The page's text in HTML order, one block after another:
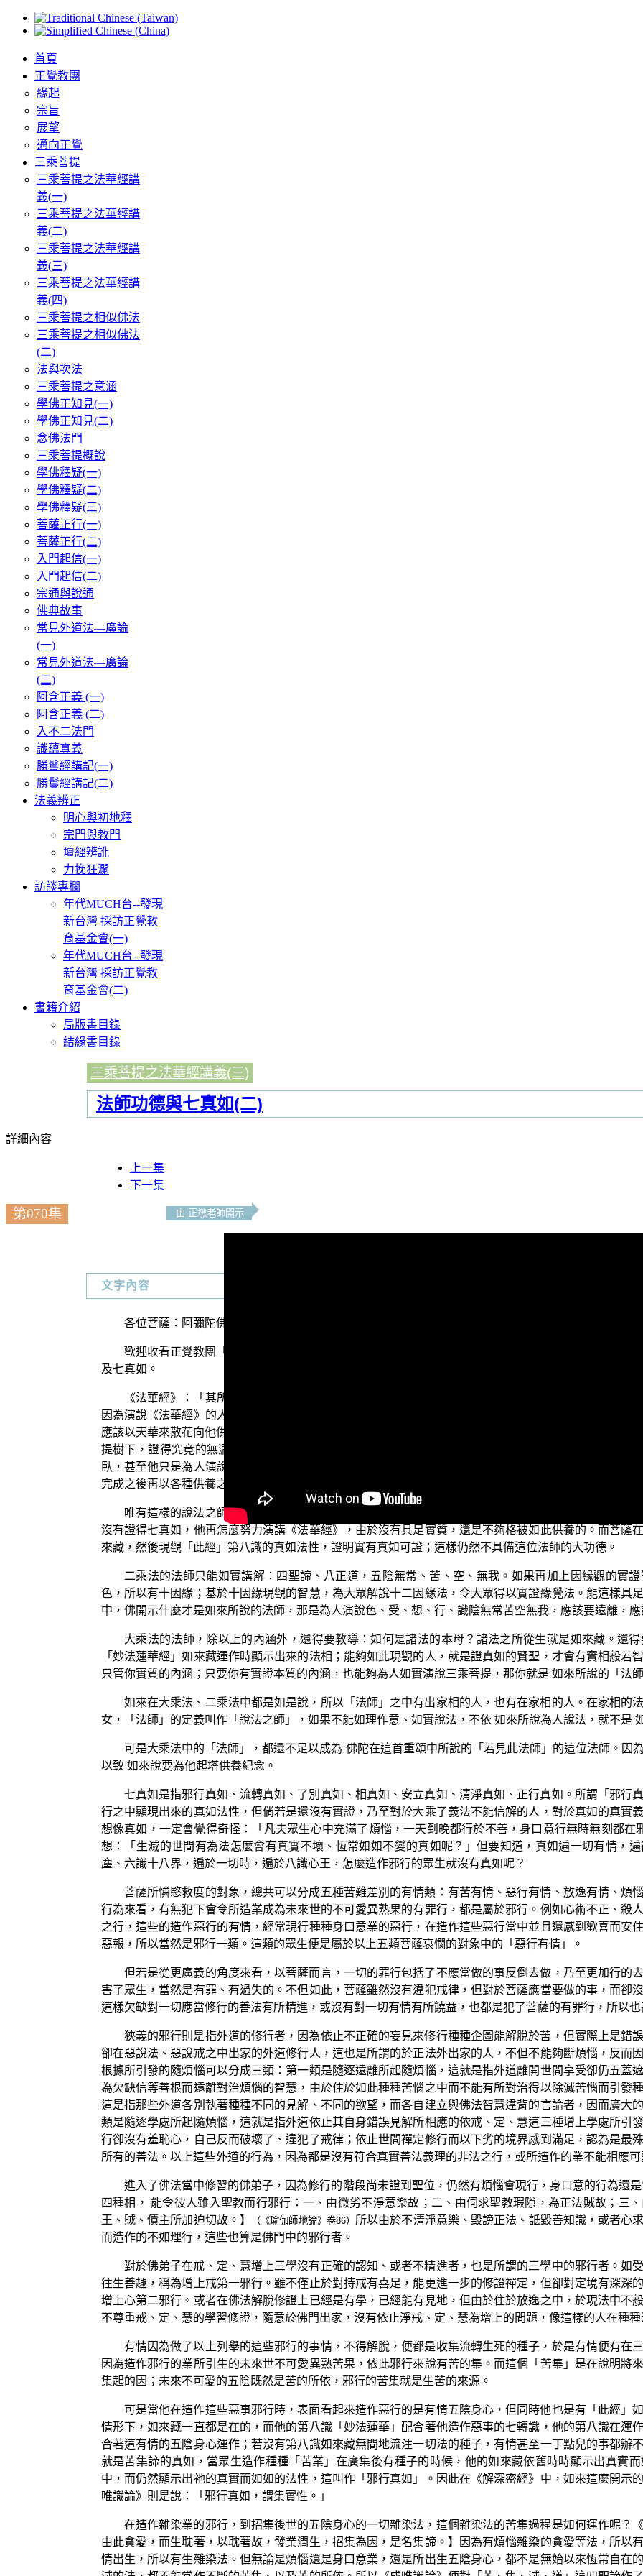
首頁
正覺教團
緣起
宗旨
展望
邁向正覺
三乘菩提
三乘菩提之法華經講
義(一)
三乘菩提之法華經講
義(二)
三乘菩提之法華經講
義(三)
三乘菩提之法華經講
義(四)
三乘菩提之相似佛法
三乘菩提之相似佛法
(二)
法與次法
三乘菩提之意涵
學佛正知見(一)
學佛正知見(二)
念佛法門
三乘菩提概說
學佛釋疑(一)
學佛釋疑(二)
學佛釋疑(三)
菩薩正行(一)
菩薩正行(二)
入門起信(一)
入門起信(二)
宗通與說通
佛典故事
常見外道法—廣論
(一)
常見外道法—廣論
(二)
阿含正義 (一)
阿含正義 (二)
入不二法門
識蘊真義
勝鬘經講記(一)
勝鬘經講記(二)
法義辨正
明心與初地釋
宗門與教門
壇經辨訛
力挽狂瀾
訪談專欄
年代MUCH台--發現
新台灣 採訪正覺教
育基金會(一)
年代MUCH台--發現
新台灣 採訪正覺教
育基金會(二)
書籍介紹
局版書目錄
結緣書目錄
三乘菩提之法華經講義(三)
法師功德與七真如(二)
詳細內容
上一集
下一集
第070集 由 正墩老師開示
文字內容
各位菩薩：阿彌陀佛！
歡迎收看正覺教團「三乘菩提系列弘法講座」，本單元是依 平實導師《法華經講義》的內容，來解說
及七真如。
《法華經》：「其所住止處，經行若坐臥，乃至說一偈，是中應起塔，莊嚴令妙好，種種以供養。」
因為演說《法華經》的人，由於證得「七真如」才能夠使他為人演說《法華經》時可以獲得這麼大的功德
應該以天華來散花向他供養，以天衣來為他遮覆其身，對他行「頭面接足禮」，心中生起如同親值 世尊的
提樹下，證得究竟的無漏無為法，將來會擴大利益諸天及一切人。」接著，在他所居住、曾經停留、用
臥，甚至他只是為人演說短短的一首《法華經》偈頌的地方，都應該為他起造七寶塔來紀念；造得很莊嚴
完成之後再以各種供養之物來供養。
唯有這樣的說法之師值得這樣偉大周至的供養，是因為他已經證得了七真如，所以當他為人解說《法
沒有證得七真如，他再怎麼努力演講《法華經》，由於沒有具足實質，還是不夠格被如此供養的。而菩薩
來藏，然後現觀「此經」第八識的真如法性，證明實有真如可證；這樣仍然不具備這位法師的大功德。
二乘法的法師只能如實講解：四聖諦、八正道，五陰無常、苦、空、無我。如果再加上因緣觀的實
色，所以有十因緣；基於十因緣現觀的智慧，為大眾解說十二因緣法，令大眾得以實證緣覺法。能這樣具
中，佛開示什麼才是如來所說的法師，那是為人演說色、受、想、行、識陰無常苦空無我，應該要遠離，應
大乘法的法師，除以上的內涵外，還得要教導：如何是諸法的本母？諸法之所從生就是如來藏。還
「妙法蓮華經」如來藏運作時顯示出來的法相；能夠如此現觀的人，就是證真如的賢聖，才會有實相般若
只管你實質的內涵；只要你有實證本質的內涵，也能夠為人如實演說三乘菩提，那你就是 如來所說的「法師
如來在大乘法、二乘法中都是如是說，所以「法師」之中有出家相的人，也有在家相的人。在家相的
女，「法師」的定義叫作「說法之師」，如果不能如理作意、如實說法，不依 如來所說為人說法，就不是
可是大乘法中的「法師」，都還不足以成為 佛陀在這首重頌中所說的「若見此法師」的這位法師。因
以致 如來說要為他起塔供養紀念。
七真如是指邪行真如、流轉真如、了別真如、相真如、安立真如、清淨真如、正行真如。所謂「邪行
行之中顯現出來的真如法性，但倘若是還沒有實證，乃至對於大乘了義法不能信解的人，對於真如的真實
想像真如，一定會覺得奇怪：「凡夫眾生心中充滿了煩惱，一天到晚都行於不善，身口意行無時無刻都在
想：「生滅的世間有為法怎麼會有真實不壞、恆常如如不變的真如呢？」但要知道，真如遍一切有情，
塵、六識十八界，遍於一切時，遍於八識心王，怎麼造作邪行的眾生就沒有真如呢？
菩薩所憐愍救度的對象，總共可以分成五種苦難差別的有情類：有苦有情、惡行有情、放逸有情、煩
行為來看，有無犯下會令所造業成為未來世的不可愛異熟果的有罪行，都是屬於邪行。例如心術不正、殺
之行，這些的造作惡行的有情，經常現行種種身口意業的惡行，在造作這些惡行當中並且還感到歡喜而安
惡報，所以當然是邪行一類。這類的眾生便是屬於以上五類菩薩哀憫的對象中的「惡行有情」。
但若是從更廣義的角度來看，以菩薩而言，一切的罪行包括了不應當做的事反倒去做，乃至更加行的
害了眾生，當然是有罪、有過失的。不但如此，菩薩雖然沒有違犯戒律，但對於菩薩應當要做的事，而卻
這樣欠缺對一切應當修行的善法有所精進，或沒有對一切有情有所饒益，也都是犯了菩薩的有罪行，所以也
狹義的邪行則是指外道的修行者，因為依止不正確的妄見來修行種種企圖能解脫於苦，但實際上是錯
卻在惡說法、惡說戒之中出家的外道修行人，這也是所謂的於正法外出家的人，不但不能夠斷煩惱，反而
根據所引發的隨煩惱可以分成三類：第一類是隨逐遠離所起隨煩惱，這就是指外道離開世間享受卻仍五蓋
為欠缺信等善根而遠離對治煩惱的智慧，由於住於如此種種苦惱之中而不能有所對治得以除滅苦惱而引發
這是指那些外道各別執著種種不同的見解、不同的欲望，而各自建立與佛法智慧違背的言論者，因而廣大
類是隨逐學處所起隨煩惱，這就是指外道依止其自身錯誤見解所相應的依戒、定、慧這三種增上學處所引
行卻沒有羞恥心，自己反而破壞了、違犯了戒律；依止世間禪定修行而以下劣的境界感到滿足，認為是最
所有的善法。以上這些外道的行為，因為都是沒有符合真實善法義理的非法之行，或所造作的業不能相應
進入了佛法當中修習的佛弟子，因為修行的階段尚未證到聖位，仍然有煩惱會現行，身口意的行為還
四種相， 能令彼人雖入聖教而行邪行：一、由微劣不淨意樂故；二、由伺求聖教瑕隙，為正法賊故；三
王、賊、債主所加迫切故。】
（《瑜伽師地論》卷86） 所以由於不清淨意樂、毀謗正法、詆毀善知識，或者心
而造作的不如理行，這些也算是佛門中的邪行者。
對於佛弟子在戒、定、慧增上三學沒有正確的認知、或者不精進者，也是所謂的三學中的邪行者。如
往生善趣，稱為增上戒第一邪行。雖不僅止於對持戒有喜足，能更進一步的修證禪定，但卻對定境有深深
增上心第二邪行。或者在佛法解脫修證上已經是有學，已經能有見地，但由於住於放逸之中，於現法中不
不尊重戒、定、慧的學習修證，隨意於佛門出家，沒有依止淨戒、定、慧為增上的問題，像這樣的人在種
有情因為做了以上列舉的這些邪行的事情，不得解脫，便都是收集流轉生死的種子，於是有情便有在
因為造作邪行的業所引生的未來世不可愛異熟苦果，依此邪行來說有苦的集。而這個「苦集」是在說明將
集起的因；未來不可愛的五陰既然是苦的所依，邪行的苦集就是生苦的來源。
可是當他在造作這些惡事邪行時，表面看起來造作惡行的是有情五陰身心，但同時他也是有「此經」
情形下，如來藏一直都是在的，而他的第八識「妙法蓮華」配合著他造作惡事的七轉識，他的第八識在運
合著這有情的五陰身心運作；若沒有第八識如來藏無間地流注一切法的種子，有情甚至一丁點兒的事都辦
就是苦集諦的真如，當眾生造作種種「苦業」在廣集後有種子的時候，他的如來藏依舊時時顯示出真實
中，而仍然顯示出祂的真實而如如的法性，這叫作「邪行真如」。因此在《解深密經》中，如來這麼開示
唯識論》則是說：「邪行真如，謂集實性。」
在造作雜染業的邪行，到招集後世的五陰身心的一切雜染法，這個雜染法的苦集過程是如何運作呢？
由此貪愛，而生耽著，以耽著故，發業潤生，招集為因，是名集諦。】因為有煩惱雜染的貪愛等法，所以
情出生，所以有生雜染法。但無論是煩惱還是身口意業，還是所出生五陰身心，都不是無始以來恆常自在